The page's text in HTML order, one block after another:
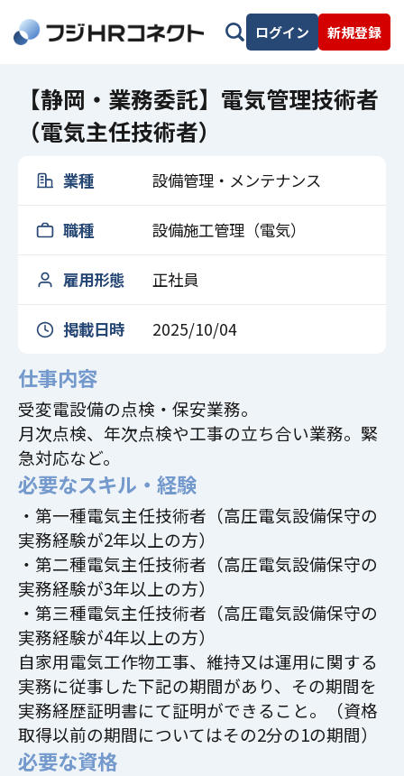
ログイン 新規登録
【静岡・業務委託】電気管理技術者
（電気主任技術者）
業種 設備管理・メンテナンス
職種 設備施工管理（電気）
雇用形態 正社員
掲載日時 2025/10/04
仕事内容
受変電設備の点検・保安業務。
月次点検、年次点検や工事の立ち合い業務。緊
急対応など。
必要なスキル・経験
・第一種電気主任技術者（高圧電気設備保守の
実務経験が2年以上の方）
・第二種電気主任技術者（高圧電気設備保守の
実務経験が3年以上の方）
・第三種電気主任技術者（高圧電気設備保守の
実務経験が4年以上の方）
自家用電気工作物工事、維持又は運用に関する
実務に従事した下記の期間があり、その期間を
実務経歴証明書にて証明ができること。（資格
取得以前の期間についてはその2分の1の期間）
必要な資格